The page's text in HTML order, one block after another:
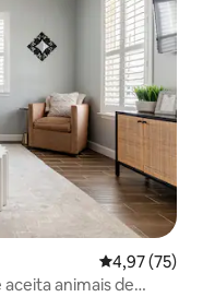
4,97 de uma
4,97 (75)
animais de